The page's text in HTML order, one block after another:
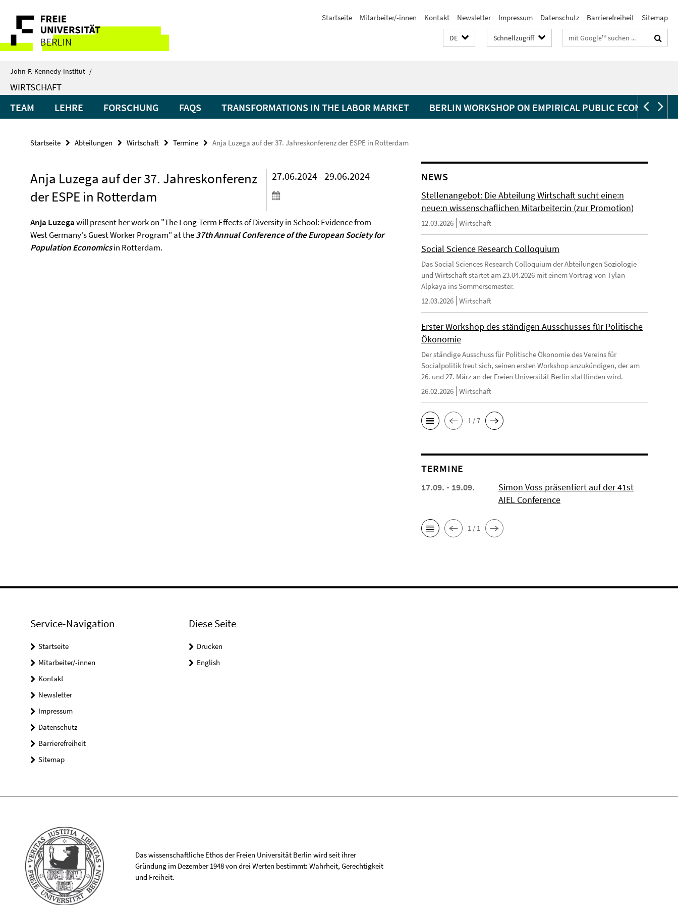
direkt
Inhalt
Service-
Navigation
Startseite Mitarbeiter/-innen Kontakt Newsletter Impressum Datenschutz Barrierefreiheit Sitemap
DE Schnellzugriff Suchbegriffe
John-F.-Kennedy-Institut /
WIRTSCHAFT
TEAM LEHRE FORSCHUNG FAQS TRANSFORMATIONS IN THE LABOR MARKET BERLIN WORKSHOP ON EMPIRICAL PUBLIC ECONOMICS
Startseite Abteilungen Wirtschaft Termine Anja Luzega auf der 37. Jahreskonferenz der ESPE in Rotterdam
Anja Luzega auf der 37. Jahreskonferenz
der ESPE in Rotterdam
27.06.2024 - 29.06.2024
Anja Luzegawill present her work on "The Long-Term Effects of Diversity in School: Evidence from
West Germany's Guest Worker Program" at the37th Annual Conference of the European Society for
Population Economicsin Rotterdam.
NEWS
Stellenangebot: Die Abteilung Wirtschaft sucht eine:n
neue:n wissenschaflichen Mitarbeiter:in (zur Promotion)
12.03.2026 Wirtschaft
Social Science Research Colloquium
Das Social Sciences Research Colloquium der Abteilungen Soziologie
und Wirtschaft startet am 23.04.2026 mit einem Vortrag von Tylan
Alpkaya ins Sommersemester.
12.03.2026 Wirtschaft
Erster Workshop des ständigen Ausschusses für Politische
Ökonomie
Der ständige Ausschuss für Politische Ökonomie des Vereins für
Socialpolitik freut sich, seinen ersten Workshop anzukündigen, der am
26. und 27. März an der Freien Universität Berlin stattfinden wird.
26.02.2026 Wirtschaft
1 / 7
TERMINE
17.09. - 19.09.
Simon Voss präsentiert auf der 41st
AIEL Conference
1 / 1
Service-Navigation
Startseite
Mitarbeiter/-innen
Kontakt
Newsletter
Impressum
Datenschutz
Barrierefreiheit
Sitemap
Diese Seite
Drucken
English
Das wissenschaftliche Ethos der Freien Universität Berlin wird seit ihrer
Gründung im Dezember 1948 von drei Werten bestimmt: Wahrheit, Gerechtigkeit
und Freiheit.